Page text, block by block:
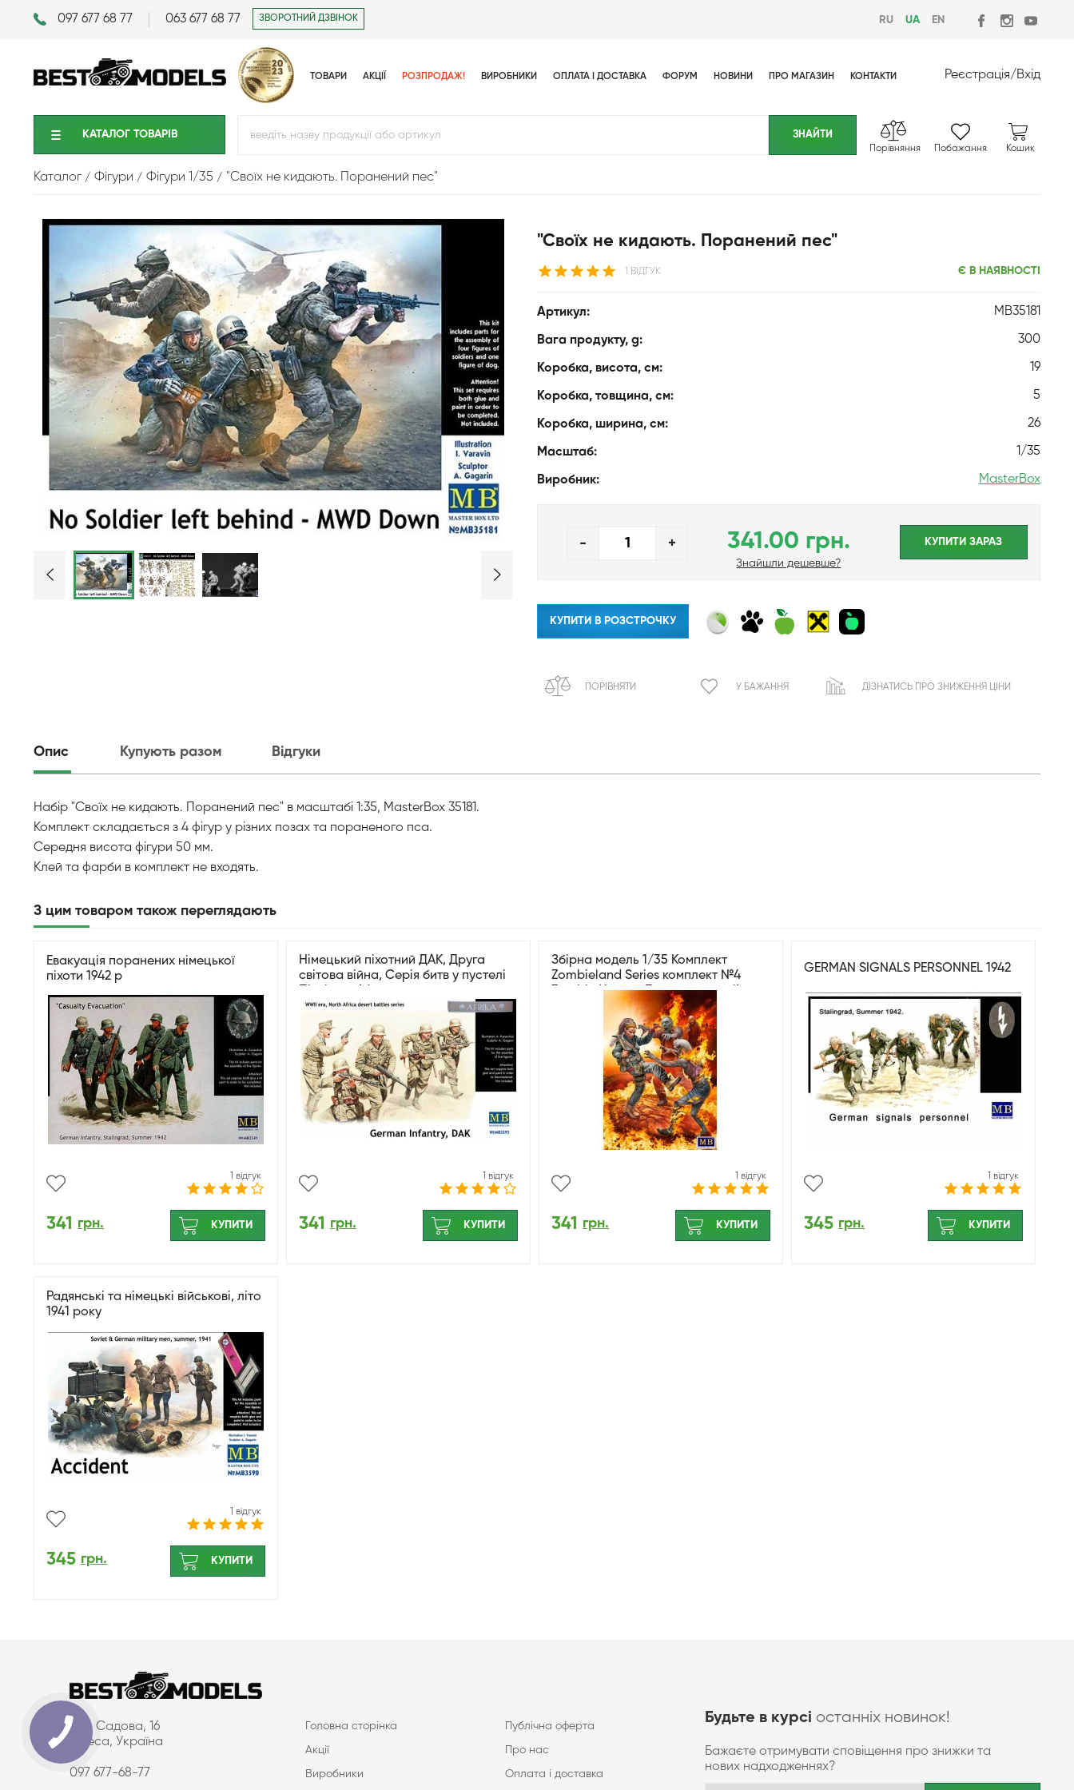
097 677 68 77 063 677 68 77 ЗВОРОТНИЙ ДЗВІНОК RU UA EN
ТОВАРИ АКЦІЇ РОЗПРОДАЖ! ВИРОБНИКИ ОПЛАТА І ДОСТАВКА ФОРУМ НОВИНИ ПРО МАГАЗИН КОНТАКТИ Реєстрація/Вхід
КАТАЛОГ ТОВАРIВ
Порівняння Побажання Кошик
Каталог Фігури Фігури 1/35 "Своїх не кидають. Поранений пес"
"Своїх не кидають. Поранений пес"
1 ВІДГУК Є В НАЯВНОСТІ
Артикул: MB35181
Вага продукту, g: 300
Коробка, висота, см: 19
Коробка, товщина, см: 5
Коробка, ширина, см: 26
Масштаб: 1/35
Виробник: MasterBox
- + 341.00 грн.
Знайшли дешевше?
КУПИТИ ЗАРАЗ
КУПИТИ В РОЗСТРОЧКУ
ПОРІВНЯТИ У БАЖАННЯ ДІЗНАТИСЬ ПРО ЗНИЖЕННЯ ЦІНИ
Опис Купують разом Відгуки
Набір "Своїх не кидають. Поранений пес" в масштабі 1:35, MasterBox 35181.
Комплект складається з 4 фігур у різних позах та пораненого пса.
Середня висота фігури 50 мм.
Клей та фарби в комплект не входять.
З цим товаром також переглядають
Евакуація поранених німецької
піхоти 1942 р
1 відгук
341 грн. КУПИТИ
Німецький піхотний ДАК, Друга
світова війна, Серія битв у пустелі
1 відгук
341 грн. КУПИТИ
Збірна модель 1/35 Комплект
Zombieland Series комплект №4
Zombie Hunter: Дорога до волі!
Останній шанс! MasterBox 35244
1 відгук
341 грн. КУПИТИ
GERMAN SIGNALS PERSONNEL 1942
1 відгук
345 грн. КУПИТИ
Радянські та німецькі військові, літо
1941 року
1 відгук
345 грн. КУПИТИ
вул. Садова, 16
Одеса, Україна
097 677-68-77
Головна сторінка Публічна оферта
Акції Про нас
Виробники Оплата і доставка
Будьте в курсі останніх новинок!
Бажаєте отримувати сповіщення про знижки та
нових надходженнях?